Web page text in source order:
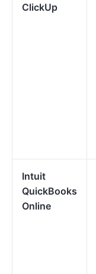
ClickUp
Intuit
QuickBooks
Online